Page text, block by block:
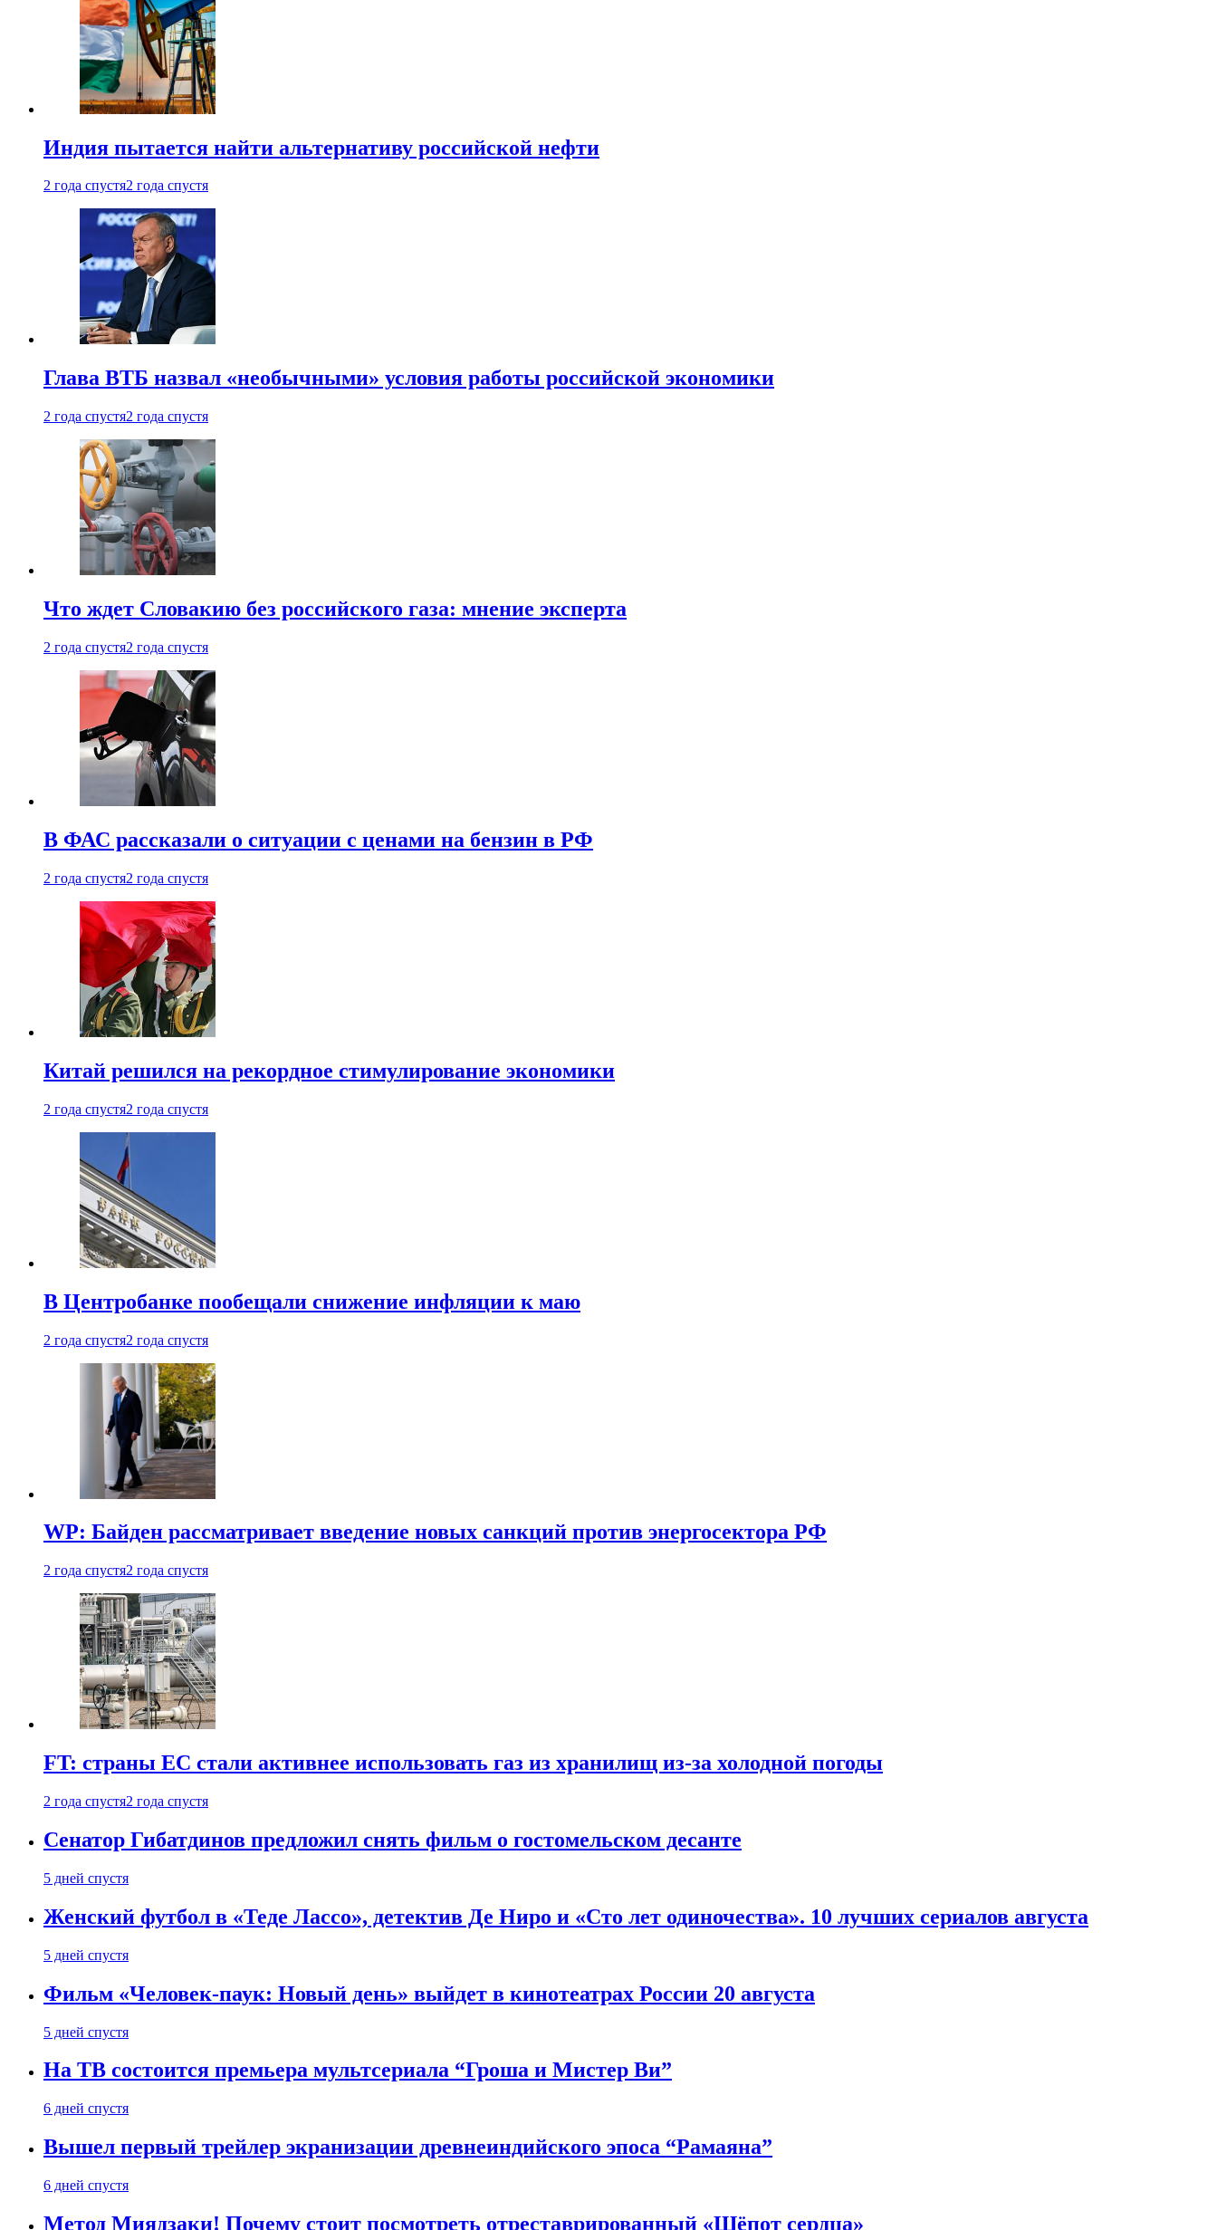
Индия пытается найти альтернативу российской нефти
2 года спустя2 года спустя
Глава ВТБ назвал «необычными» условия работы российской экономики
2 года спустя2 года спустя
Что ждет Словакию без российского газа: мнение эксперта
2 года спустя2 года спустя
В ФАС рассказали о ситуации с ценами на бензин в РФ
2 года спустя2 года спустя
Китай решился на рекордное стимулирование экономики
2 года спустя2 года спустя
В Центробанке пообещали снижение инфляции к маю
2 года спустя2 года спустя
WP: Байден рассматривает введение новых санкций против энергосектора РФ
2 года спустя2 года спустя
FT: страны ЕС стали активнее использовать газ из хранилищ из-за холодной погоды
2 года спустя2 года спустя
Сенатор Гибатдинов предложил снять фильм о гостомельском десанте
5 дней спустя
Женский футбол в «Теде Лассо», детектив Де Ниро и «Сто лет одиночества». 10 лучших сериалов августа
5 дней спустя
Фильм «Человек-паук: Новый день» выйдет в кинотеатрах России 20 августа
5 дней спустя
На ТВ состоится премьера мультсериала “Гроша и Мистер Ви”
6 дней спустя
Вышел первый трейлер экранизации древнеиндийского эпоса “Рамаяна”
6 дней спустя
Метод Миядзаки! Почему стоит посмотреть отреставрированный «Шёпот сердца»